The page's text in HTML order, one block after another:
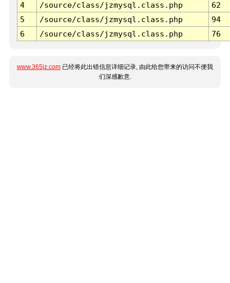
4
/source/class/jzmysql.class.php
62
5
/source/class/jzmysql.class.php
94
6
/source/class/jzmysql.class.php 76
www.365jz.com 已经将此出错信息详细记录, 由此给您带来的访问不便我
们深感歉意.